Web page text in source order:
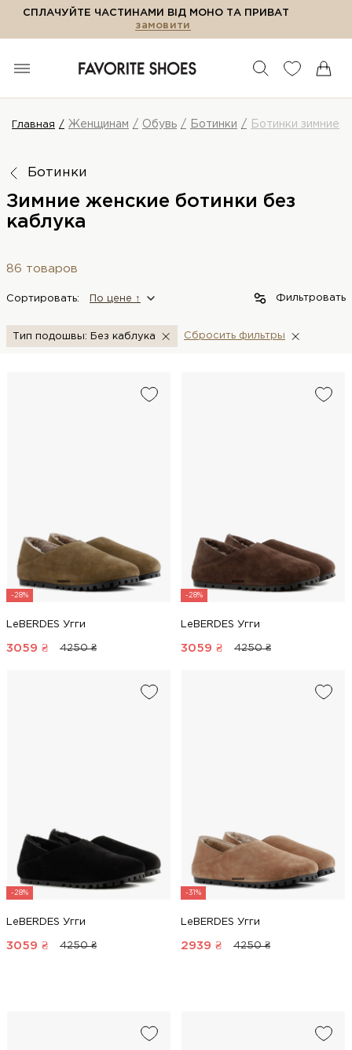
СПЛАЧУЙТЕ ЧАСТИНАМИ ВІД МОНО ТА ПРИВАТ
замовити
Главная Женщинам Обувь Ботинки Ботинки зимние
Ботинки
Зимние женские ботинки без
каблука
86 товаров
Сортировать: По цене ↑ Фильтровать
Тип подошвы: Без каблука Сбросить фильтры
-28%
LeBERDES Угги
3059 ₴ 4250 ₴
-28%
LeBERDES Угги
3059 ₴ 4250 ₴
-28%
LeBERDES Угги
3059 ₴ 4250 ₴
-31%
LeBERDES Угги
2939 ₴ 4250 ₴